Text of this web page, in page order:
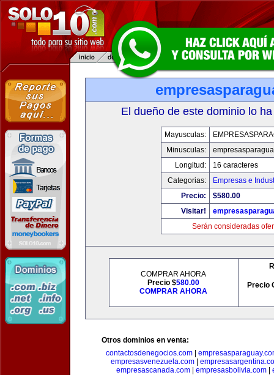
El dueño de este dominio lo
Mayusculas:
Minusculas:
Longitud:
16 caracteres
Categorias:
Empresas e
Precio:
$580.00
Visitar!
Serán consideradas
COMPRAR AHORA
Precio $580.00
COMPRAR AHORA
Precio
Otros dominios en venta:
contactosdenegocios.com
empresasvenezuela.com|
empresascanada.com| empresasbolivia.com|